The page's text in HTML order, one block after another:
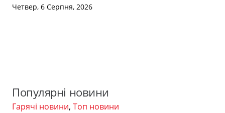
Четвер, 6 Серпня, 2026
Популярні новини
Гарячі новини, Топ новини